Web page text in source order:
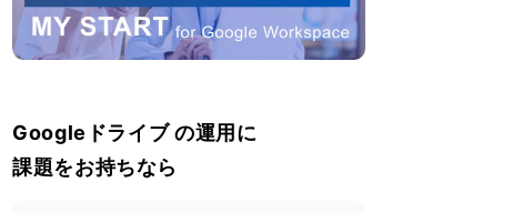
Googleドライブ の運用に
課題をお持ちなら